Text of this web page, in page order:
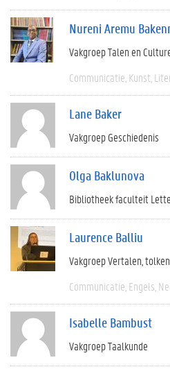
Nureni Aremu
Vakgroep Talen en
Communicatie Kunst
Lane Baker
Vakgroep Geschiedenis
Olga Baklunova
Bibliotheek faculteit
Laurence Balliu
Vakgroep Vertalen,
Communicatie Engels
Isabelle Bambust
Vakgroep Taalkunde